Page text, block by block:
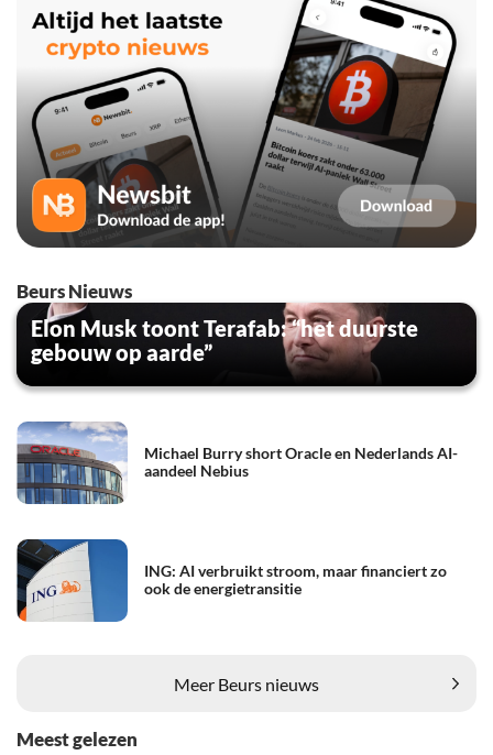
Beurs Nieuws
Elon Musk toont Terafab: “het duurste
gebouw op aarde”
Michael Burry short Oracle en Nederlands AI-
aandeel Nebius
ING: AI verbruikt stroom, maar financiert zo
ook de energietransitie
Meer Beurs nieuws
Meest gelezen